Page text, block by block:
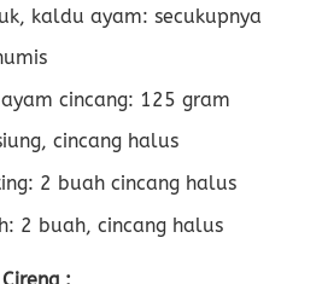
kaldu ayam: secukupnya
cincang: 125 gram
cincang halus
2 buah cincang halus
2 buah, cincang halus